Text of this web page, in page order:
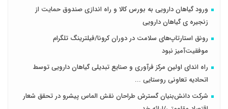
ورود گیاهان دارویی به بورس کالا و راه اندازی صندوق حمایت از
زنجیره ی گیاهان دارویی
رونق استارتاپ‌های سلامت در دوران کرونا/فیلترینگ تلگرام
موفقیت‌آمیز نبود
راه اندای اولین مرکز فرآوری و صنایع تبدیلی گیاهان دارویی توسط
اتحادیه تعاونی روستایی ...
شرکت دانش‌بنیان گسترش طراحان‌‌ ‌نقش‌ الماس پیشرو در تحقق شعار